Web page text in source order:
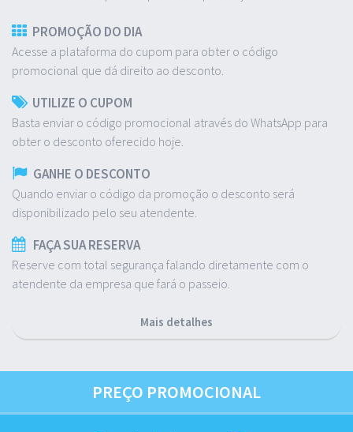
PROMOÇÃO DO DIA
Acesse a plataforma do cupom para obter o código
promocional que dá direito ao desconto.
UTILIZE O CUPOM
Basta enviar o código promocional através do WhatsApp para
obter o desconto oferecido hoje.
GANHE O DESCONTO
Quando enviar o código da promoção o desconto será
disponibilizado pelo seu atendente.
FAÇA SUA RESERVA
Reserve com total segurança falando diretamente com o
atendente da empresa que fará o passeio.
Mais detalhes
PREÇO PROMOCIONAL